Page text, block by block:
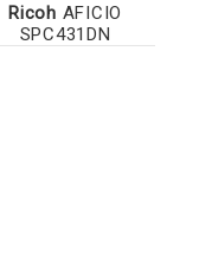
Ricoh AFICIO
SPC431DN